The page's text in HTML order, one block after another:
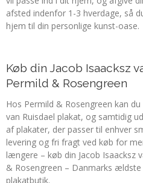
afsted indenfor 1-3 hverdage, så
hjem til din personlige kunst-oase.
Køb din Jacob Isaacksz
Permild & Rosengreen
Hos Permild & Rosengreen kan
van Ruisdael plakat, og samtidig
af plakater, der passer til enhver
levering og fri fragt ved køb for
længere – køb din Jacob Isaacksz
& Rosengreen – Danmarks
plakatbutik.